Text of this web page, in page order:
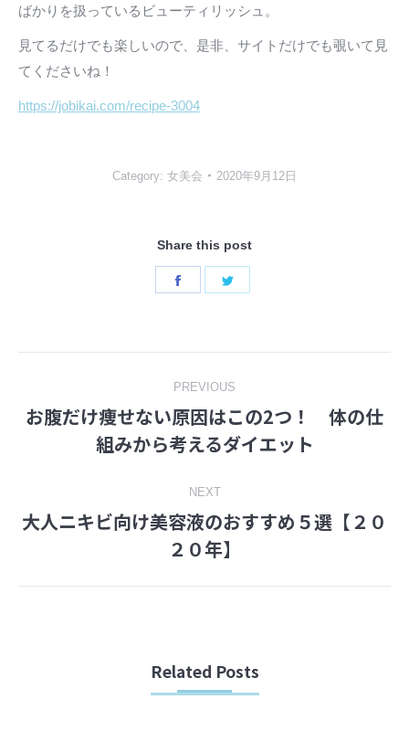
ばかりを扱っているビューティリッシュ。
見てるだけでも楽しいので、是非、サイトだけでも覗いて見
てくださいね！
https://jobikai.com/recipe-3004
Category: 女美会 2020年9月12日
Share this post
Share
navigation
PREVIOUS
Previous
post:
お腹だけ痩せない原因はこの2つ！ 体の仕
組みから考えるダイエット
NEXT
Next
post:
大人ニキビ向け美容液のおすすめ５選【２０
２０年】
Related Posts